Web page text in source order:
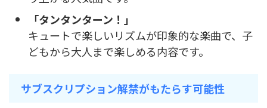
「タンタンターン！」
キュートで楽しいリズムが印象的な楽曲で、子
どもから大人まで楽しめる内容です。
サブスクリプション解禁がもたらす可能性